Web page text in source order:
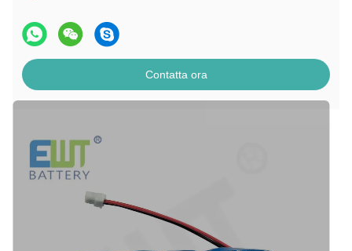
Contatta ora